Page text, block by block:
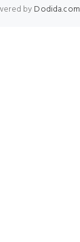
byDodida.com